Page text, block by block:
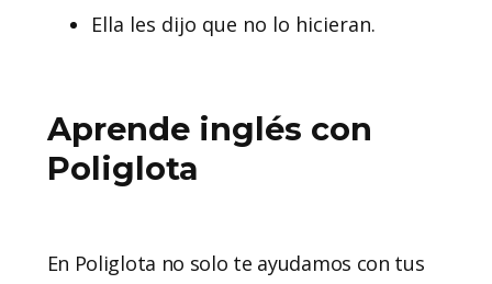
Ella les dijo que no lo hicieran.
Aprende inglés con
Poliglota
En Poliglota no solo te ayudamos con tus